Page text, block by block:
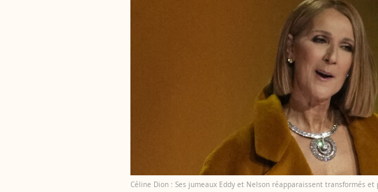
Céline Dion : Ses jumeaux Eddy et Nelson réapparaissent transformés